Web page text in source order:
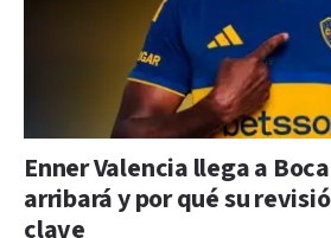
Enner Valencia llega a
arribará y por qué su
clave